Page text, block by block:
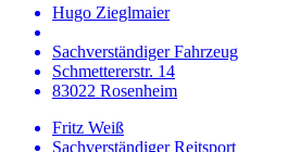
Hugo Zieglmaier
Sachverständiger Fahrzeug
Schmettererstr. 14
83022 Rosenheim
Fritz Weiß
Sachverständiger Reitsport